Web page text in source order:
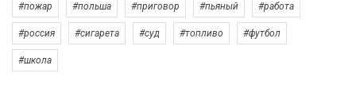
#пожар #польша #приговор #пьяный #работа
#россия #сигарета #суд #топливо #футбол
#школа